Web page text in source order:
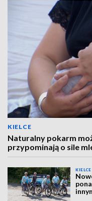
KIELCE
Naturalny pokarm
przypominają o sile
KIELCE